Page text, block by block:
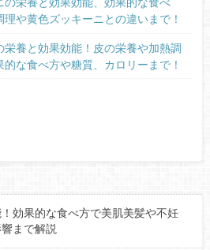
理や黄色ズッキーニとの違いまで！
栄養と効果効能！皮の栄養や加熱調
的な食べ方や糖質、カロリーまで！
効果的な食べ方で美肌美髪や不妊
まで解説